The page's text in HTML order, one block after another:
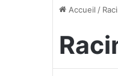
Accueil /